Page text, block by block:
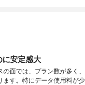
に安定感大
の面では、プラン数が多く
ます。特にデータ使用料が